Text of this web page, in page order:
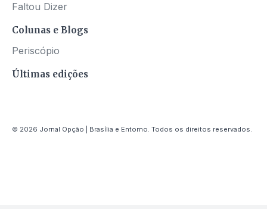
Faltou Dizer
Colunas e Blogs
Periscópio
Últimas edições
© 2026 Jornal Opção | Brasília e Entorno. Todos os direitos reservados.